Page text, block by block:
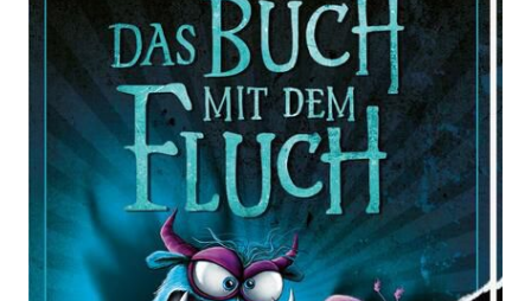
4)
Zur Wunschliste hinzufügen
Jens Schumacher
Verlag: arsEdition 30.09.2024
Buch 160 Seiten